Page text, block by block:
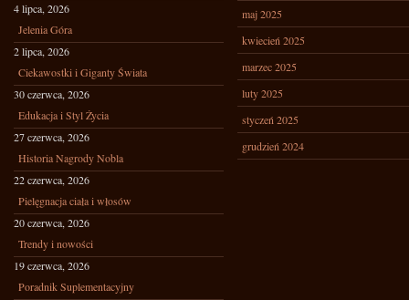
4 lipca, 2026
Jelenia Góra
2 lipca, 2026
Ciekawostki i Giganty Świata
30 czerwca, 2026
Edukacja i Styl Życia
27 czerwca, 2026
Historia Nagrody Nobla
22 czerwca, 2026
Pielęgnacja ciała i włosów
20 czerwca, 2026
Trendy i nowości
19 czerwca, 2026
Poradnik Suplementacyjny
maj 2025
kwiecień 2025
marzec 2025
luty 2025
styczeń 2025
grudzień 2024